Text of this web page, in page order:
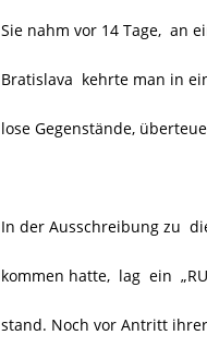
Sie nahm vor 14 Tage, an
Bratislava kehrte man in
lose Gegenstände,
In der Ausschreibung zu
kommen hatte, lag ein
stand. Noch vor Antritt